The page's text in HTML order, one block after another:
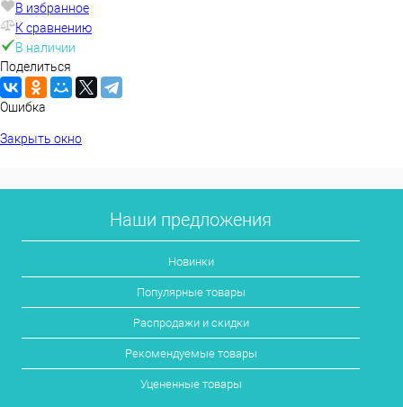
В избранное
К сравнению
В наличии
Поделиться
Ошибка
Закрыть окно
Наши предложения
Новинки
Популярные товары
Распродажи и скидки
Рекомендуемые товары
Уцененные товары